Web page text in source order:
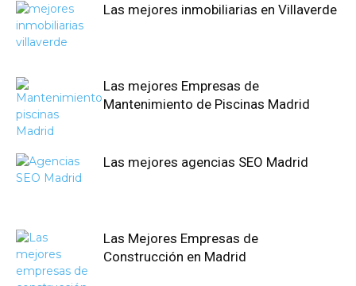
Las mejores inmobiliarias en Villaverde
Las mejores Empresas de
Mantenimiento de Piscinas Madrid
Las mejores agencias SEO Madrid
Las Mejores Empresas de
Construcción en Madrid